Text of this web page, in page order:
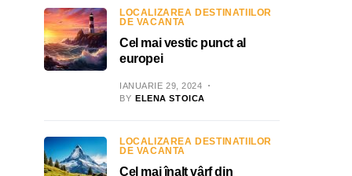
LOCALIZAREA DESTINATIILOR
DE VACANTA
Cel mai vestic punct al
europei
IANUARIE 29, 2024
BY ELENA STOICA
LOCALIZAREA DESTINATIILOR
DE VACANTA
Cel mai înalt vârf din